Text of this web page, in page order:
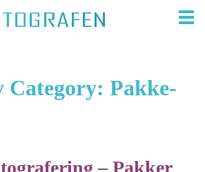
Category: Pakke-
– Pakker